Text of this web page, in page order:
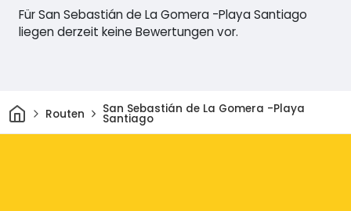
Für San Sebastián de La Gomera -Playa Santiago
liegen derzeit keine Bewertungen vor.
HeimRouten San Sebastián de La Gomera -Playa
Santiago